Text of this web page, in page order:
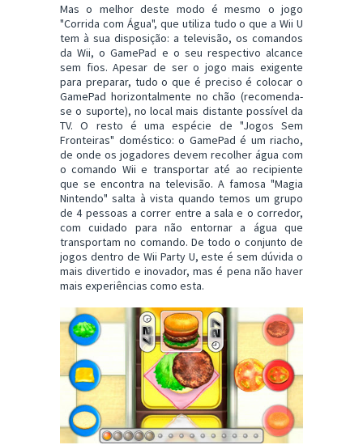
Mas o melhor deste modo é mesmo o jogo
"Corrida com Água", que utiliza tudo o que a Wii U
tem à sua disposição: a televisão, os comandos
da Wii, o GamePad e o seu respectivo alcance
sem fios. Apesar de ser o jogo mais exigente
para preparar, tudo o que é preciso é colocar o
GamePad horizontalmente no chão (recomenda-
se o suporte), no local mais distante possível da
TV. O resto é uma espécie de "Jogos Sem
Fronteiras" doméstico: o GamePad é um riacho,
de onde os jogadores devem recolher água com
o comando Wii e transportar até ao recipiente
que se encontra na televisão. A famosa "Magia
Nintendo" salta à vista quando temos um grupo
de 4 pessoas a correr entre a sala e o corredor,
com cuidado para não entornar a água que
transportam no comando. De todo o conjunto de
jogos dentro de Wii Party U, este é sem dúvida o
mais divertido e inovador, mas é pena não haver
mais experiências como esta.